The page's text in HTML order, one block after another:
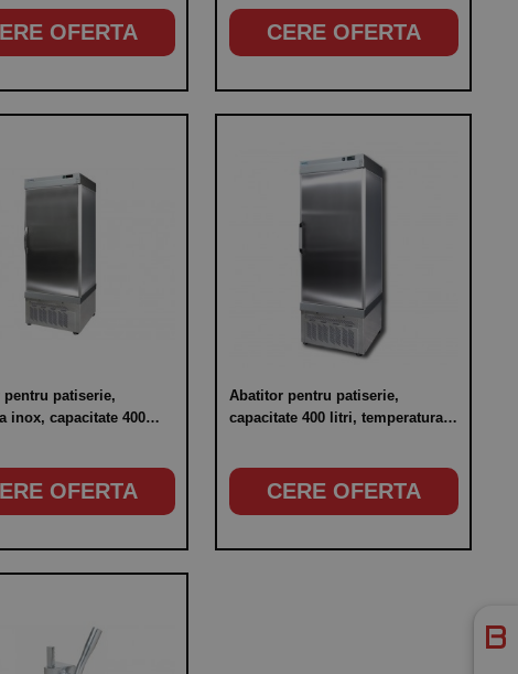
OFERTA CERE OFERTA
patiserie,
400
OFERTA
Abatitor pentru patiserie,
capacitate 400 litri, temperatura
CERE OFERTA